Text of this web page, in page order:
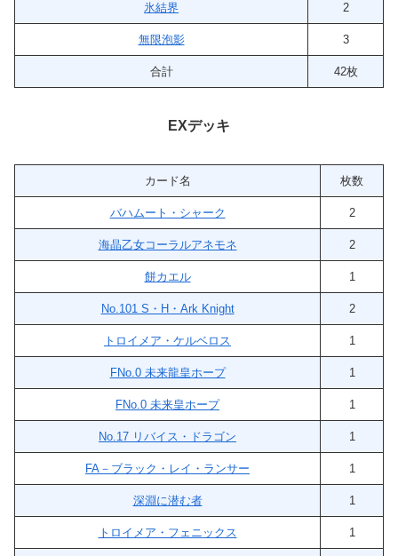
氷結界 2
無限泡影 3
合計 42枚
EXデッキ
カード名 枚数
バハムート・シャーク 2
海晶乙女コーラルアネモネ 2
餅カエル 1
No.101 S・H・Ark Knight 2
トロイメア・ケルベロス 1
FNo.0 未来龍皇ホープ 1
FNo.0 未来皇ホープ 1
No.17 リバイス・ドラゴン 1
FA－ブラック・レイ・ランサー 1
深淵に潜む者 1
トロイメア・フェニックス 1